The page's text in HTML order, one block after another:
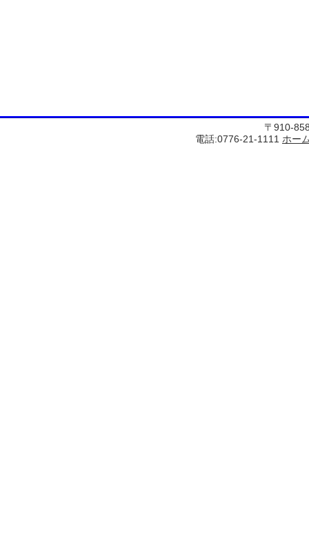
〒910-
電話:0776-21-1111 ホー